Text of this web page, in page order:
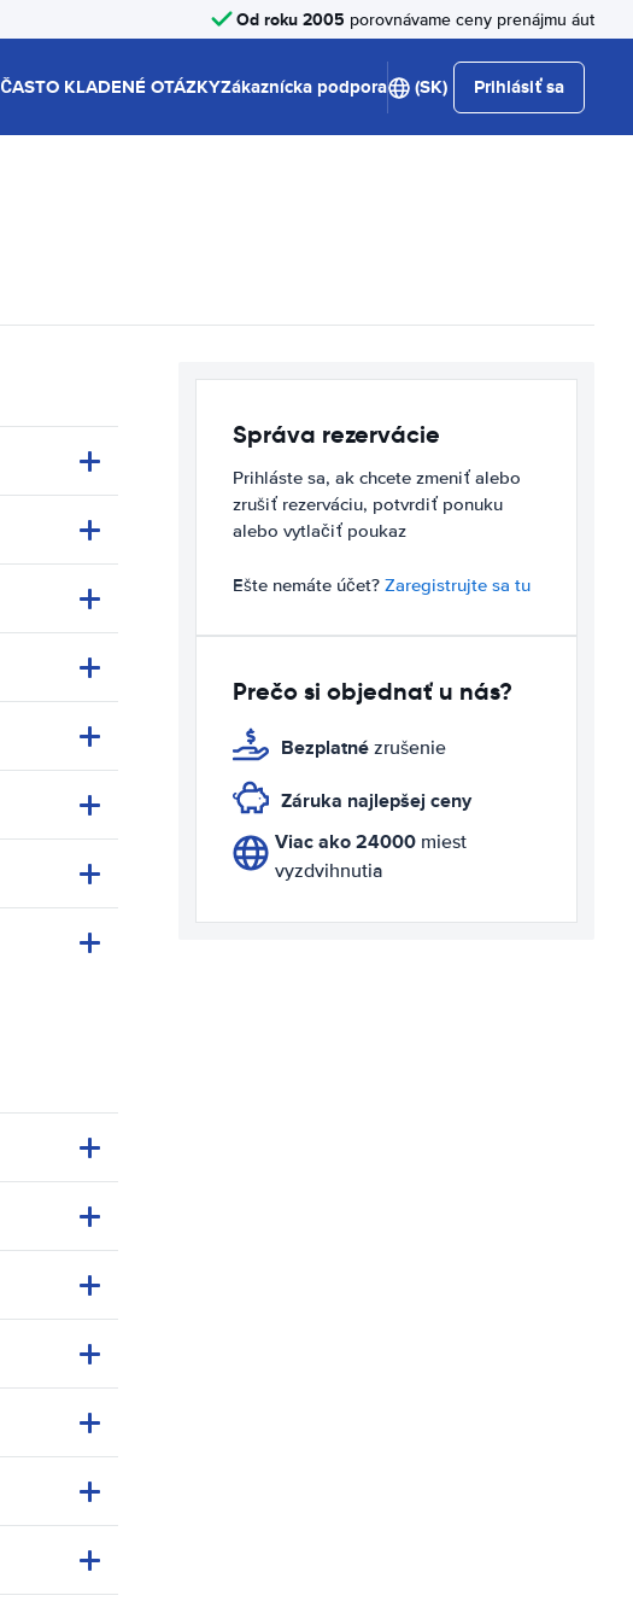
Od roku 2005 porovnávame ceny prenájmu áut
ČASTO KLADENÉ OTÁZKYZákaznícka podpora (SK) Prihlásiť sa
Správa rezervácie
Prihláste sa, ak chcete zmeniť alebo
zrušiť rezerváciu, potvrdiť ponuku
alebo vytlačiť poukaz
Ešte nemáte účet? Zaregistrujte sa tu
Prečo si objednať u nás?
Bezplatné zrušenie
Záruka najlepšej ceny
Viac ako 24000miest
vyzdvihnutia